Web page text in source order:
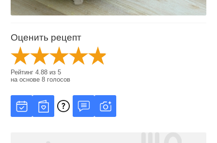
Оценить рецепт
Рейтинг4.88 из5
на основе8 голосов